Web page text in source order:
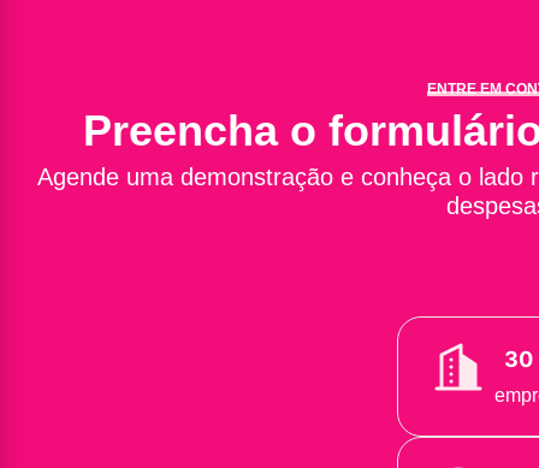
ENTRE EM
Preencha o
Agende uma demonstração e conheça o
30